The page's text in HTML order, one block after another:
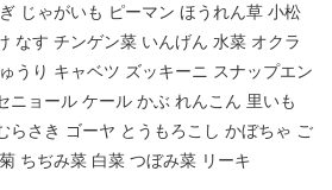
じゃがいも ピーマン ほうれん草 小松
なす チンゲン菜 いんげん 水菜 オクラ
うり キャベツ ズッキーニ スナップエン
ニョール ケール かぶ れんこん 里いも
らさき ゴーヤ とうもろこし かぼちゃ ご
ちぢみ菜 白菜 つぼみ菜 リーキ